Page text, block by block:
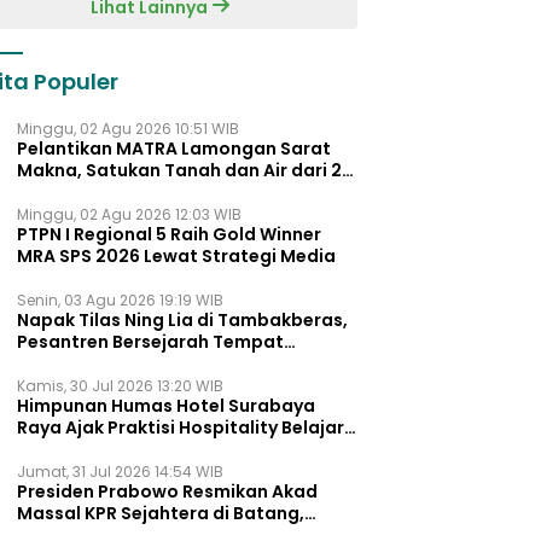
Lihat Lainnya
Populer
Minggu, 02 Agu 2026 10:51 WIB
Pelantikan MATRA Lamongan Sarat
Makna, Satukan Tanah dan Air dari 27
Minggu, 02 Agu 2026 12:03 WIB
PTPN I Regional 5 Raih Gold Winner
MRA SPS 2026 Lewat Strategi Media
Senin, 03 Agu 2026 19:19 WIB
Napak Tilas Ning Lia di Tambakberas,
Pesantren Bersejarah Tempat
Kamis, 30 Jul 2026 13:20 WIB
Himpunan Humas Hotel Surabaya
Raya Ajak Praktisi Hospitality Belajar
Jumat, 31 Jul 2026 14:54 WIB
Presiden Prabowo Resmikan Akad
Massal KPR Sejahtera di Batang,